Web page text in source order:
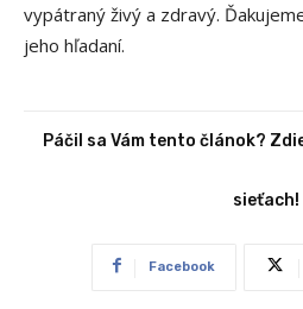
vypátraný živý a zdravý.
jeho hľadaní.
Páčil sa Vám tento článok?
sieťach!
Facebook